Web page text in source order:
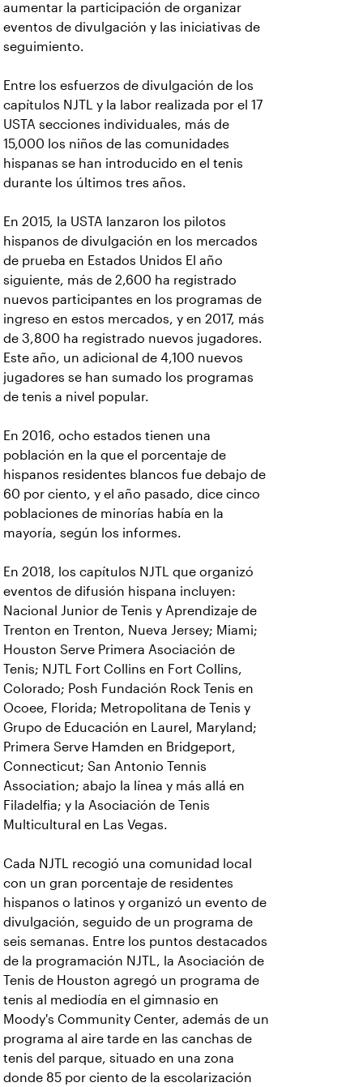
aumentar la participación de organizar
eventos de divulgación y las iniciativas de
seguimiento.
Entre los esfuerzos de divulgación de los
capítulos NJTL y la labor realizada por el 17
USTA secciones individuales, más de
15,000 los niños de las comunidades
hispanas se han introducido en el tenis
durante los últimos tres años.
En 2015, la USTA lanzaron los pilotos
hispanos de divulgación en los mercados
de prueba en Estados Unidos El año
siguiente, más de 2,600 ha registrado
nuevos participantes en los programas de
ingreso en estos mercados, y en 2017, más
de 3,800 ha registrado nuevos jugadores.
Este año, un adicional de 4,100 nuevos
jugadores se han sumado los programas
de tenis a nivel popular.
En 2016, ocho estados tienen una
población en la que el porcentaje de
hispanos residentes blancos fue debajo de
60 por ciento, y el año pasado, dice cinco
poblaciones de minorías había en la
mayoría, según los informes.
En 2018, los capítulos NJTL que organizó
eventos de difusión hispana incluyen:
Nacional Junior de Tenis y Aprendizaje de
Trenton en Trenton, Nueva Jersey; Miami;
Houston Serve Primera Asociación de
Tenis; NJTL Fort Collins en Fort Collins,
Colorado; Posh Fundación Rock Tenis en
Ocoee, Florida; Metropolitana de Tenis y
Grupo de Educación en Laurel, Maryland;
Primera Serve Hamden en Bridgeport,
Connecticut; San Antonio Tennis
Association; abajo la línea y más allá en
Filadelfia; y la Asociación de Tenis
Multicultural en Las Vegas.
Cada NJTL recogió una comunidad local
con un gran porcentaje de residentes
hispanos o latinos y organizó un evento de
divulgación, seguido de un programa de
seis semanas. Entre los puntos destacados
de la programación NJTL, la Asociación de
Tenis de Houston agregó un programa de
tenis al mediodía en el gimnasio en
Moody's Community Center, además de un
programa al aire tarde en las canchas de
tenis del parque, situado en una zona
donde 85 por ciento de la escolarización